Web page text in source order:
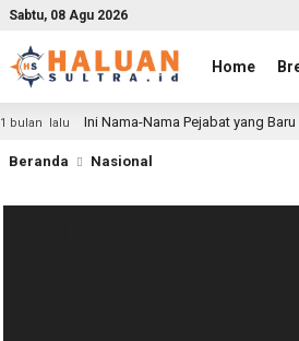
Sabtu, 08 Agu 2026
Home
1 bulan lalu Ini Nama-Nama Pejabat yang
Beranda Nasional